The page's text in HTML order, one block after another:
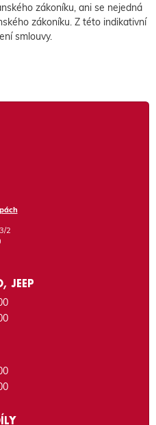
zákoníku, ani se nejedná
zákoníku. Z této indikativní
smlouvy.
2
JEEP